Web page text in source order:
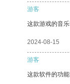
游客
这款游戏的音
2024-08-15
游客
这款软件的功